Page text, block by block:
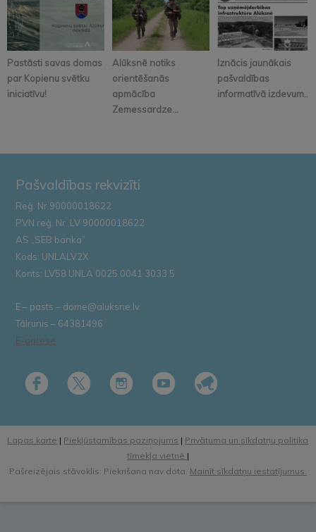
Pastāsti savas domas
par Kopienu svētku
iniciatīvu!
Alūksnē notiks
orientēšanās
apmācība
Zemessardze...
Iznācis jaunākais
pašvaldības
informatīvā izdevum...
Pašvaldības rekvizīti
Reģ. Nr.90000018622
PVN reģ. Nr. LV 90000018622
AS „SEB banka”
Kods: UNLALV2X
Konts: LV58 UNLA 0025 0041 3033 5
E – pasts – dome@aluksne.lv
Tālrunis – 64381496
E-adrese
Lapas karte | Piekļūstamības paziņojums | Privātuma un sīkdatņu politika
tīmekļa vietnē |
Pašreizējais stāvoklis: Piekrišana nav dota. Mainīt sīkdatņu iestatījumus.